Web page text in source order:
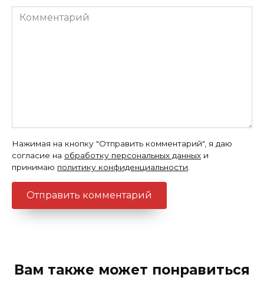
Комментарий
Нажимая на кнопку "Отправить комментарий", я даю
согласие на обработку персональных данных и
принимаю политику конфиденциальности.
Вам также может понравиться